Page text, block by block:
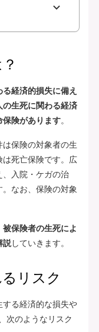
る経済的損失に備え
生死に関わる経済
保険があります。
保険の対象者の生
死亡保険です。広
入院・ケガの治
なお、保険の対象
保険者の生死によ
説していきます。
リスク
る経済的な損失や
次のようなリスク